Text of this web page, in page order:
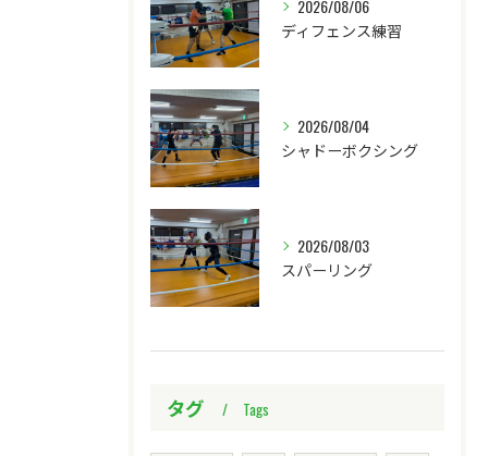
2026/08/06
ディフェンス練習
2026/08/04
シャドーボクシング
2026/08/03
スパーリング
タグ Tags